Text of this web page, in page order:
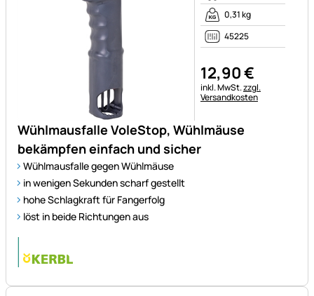
Wühlmausfalle VoleStop, Wühlmäuse
bekämpfen einfach und sicher
Wühlmausfalle gegen Wühlmäuse
in wenigen Sekunden scharf gestellt
hohe Schlagkraft für Fangerfolg
löst in beide Richtungen aus
0,31 kg
45225
12,90€
Steuerhinweis:
inkl. MwSt.zzgl.
Versandkosten